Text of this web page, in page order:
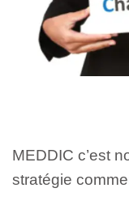
MEDDIC c’est
stratégie